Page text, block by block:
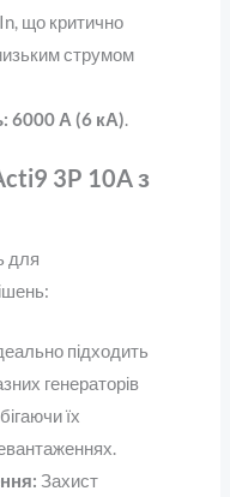
що критично
струмом
6000 А (6 кА).
3P 10A з
для
підходить
генераторів
їх
Захист